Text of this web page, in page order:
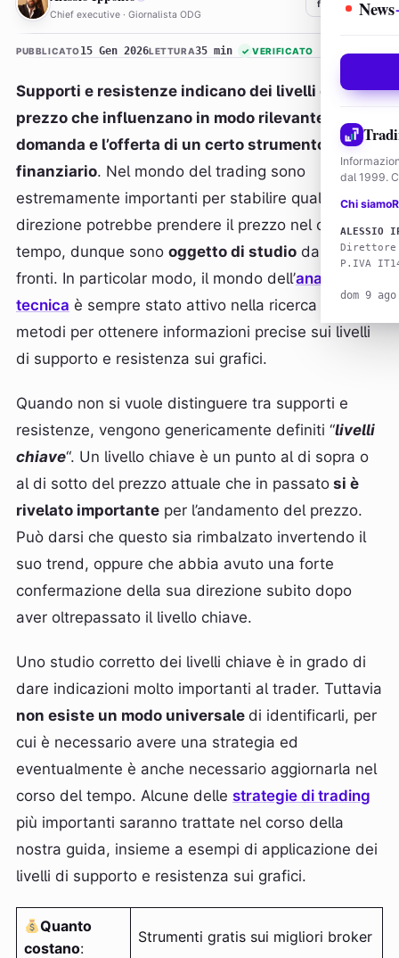
News
dal 1999.
Chi siamo
ALESSIO
Direttore
P.IVA
dom 9
Chief executive · Giornalista ODG
f 𝕏 in
PUBBLICATO15 Gen 2026LETTURA35 min ✓ VERIFICATO
Supporti e resistenze indicano dei livelli di
prezzo che influenzano in modo rilevante la
domanda e l’offerta di un certo strumento
finanziario. Nel mondo del trading sono
estremamente importanti per stabilire quale
direzione potrebbe prendere il prezzo nel corso del
tempo, dunque sono oggetto di studio da più
fronti. In particolar modo, il mondo dell’analisi
tecnica è sempre stato attivo nella ricerca di
metodi per ottenere informazioni precise sui livelli
di supporto e resistenza sui grafici.
Quando non si vuole distinguere tra supporti e
resistenze, vengono genericamente definiti “livelli
chiave“. Un livello chiave è un punto al di sopra o
al di sotto del prezzo attuale che in passato si è
rivelato importante per l’andamento del prezzo.
Può darsi che questo sia rimbalzato invertendo il
suo trend, oppure che abbia avuto una forte
confermazione della sua direzione subito dopo
aver oltrepassato il livello chiave.
Uno studio corretto dei livelli chiave è in grado di
dare indicazioni molto importanti al trader. Tuttavia
non esiste un modo universale di identificarli, per
cui è necessario avere una strategia ed
eventualmente è anche necessario aggiornarla nel
corso del tempo. Alcune delle strategie di trading
più importanti saranno trattate nel corso della
nostra guida, insieme a esempi di applicazione dei
livelli di supporto e resistenza sui grafici.
Quanto
costano:
Strumenti gratis sui migliori broker